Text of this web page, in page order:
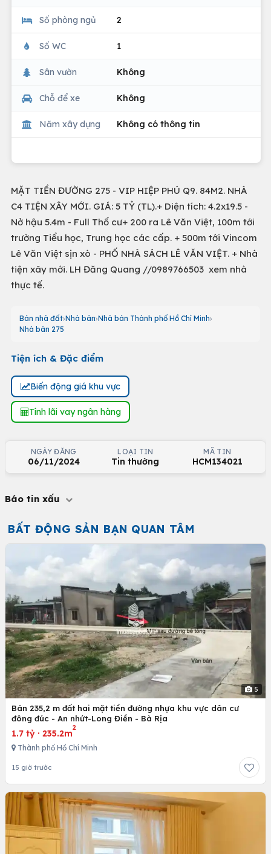
Số phòng ngủ 2
Số WC 1
Sân vườn Không
Chỗ để xe Không
Năm xây dựng Không có thông tin
MẶT TIỀN ĐƯỜNG 275 - VIP HIỆP PHÚ Q9. 84M2. NHÀ
C4 TIỆN XÂY MỚI. GIÁ: 5 TỶ (TL).+ Diện tích: 4.2x19.5 -
Nở hậu 5.4m - Full Thổ cư+ 200 ra Lê Văn Việt, 100m tới
trường Tiểu học, Trung học các cấp. + 500m tới Vincom
Lê Văn Việt sịn xò - PHỐ NHÀ SÁCH LÊ VĂN VIỆT. + Nhà
tiện xây mới. LH Đăng Quang //0989766503 xem nhà
thực tế.
Bán nhà đất Nhà bán Nhà bán Thành phố Hồ Chí Minh
Nhà bán 275
Tiện ích & Đặc điểm
Biến động giá khu vực
Tính lãi vay ngân hàng
NGÀY ĐĂNG
06/11/2024
LOẠI TIN
Tin thường
MÃ TIN
HCM134021
Báo tin xấu
BẤT ĐỘNG SẢN BẠN QUAN TÂM
5
Bán 235,2 m đất hai mặt tiền đường nhựa khu vực dân cư
đông đúc - An nhứt-Long Điền - Bà Rịa
1.7 tỷ · 235.2m
2
Thành phố Hồ Chí Minh
15 giờ trước